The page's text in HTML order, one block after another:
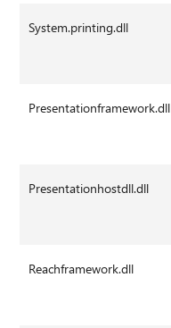
System.printing.dll
Presentationframework.dll
Presentationhostdll.dll
Reachframework.dll